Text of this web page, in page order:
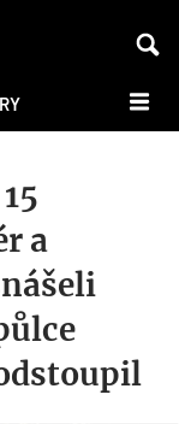
DALŠÍ
a